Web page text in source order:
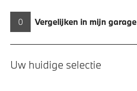
0 Vergelijken in mijn garage
Uw huidige selectie